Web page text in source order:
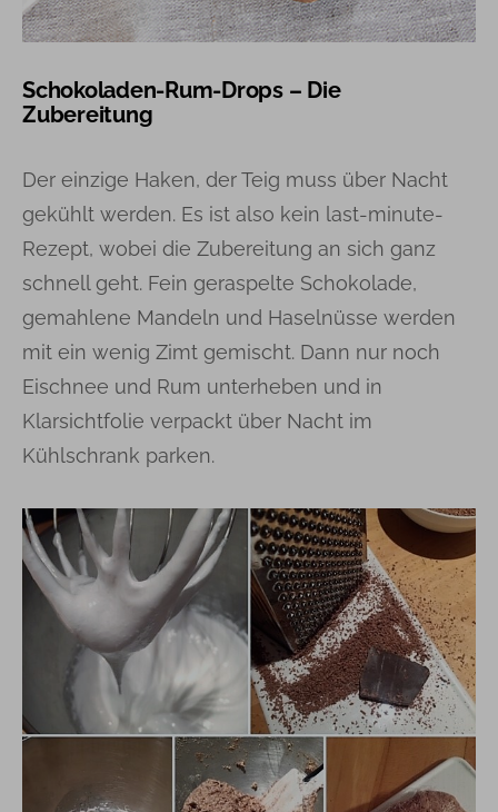
Schokoladen-Rum-Drops – Die
Zubereitung
Der einzige Haken, der Teig muss über Nacht
gekühlt werden. Es ist also kein last-minute-
Rezept, wobei die Zubereitung an sich ganz
schnell geht. Fein geraspelte Schokolade,
gemahlene Mandeln und Haselnüsse werden
mit ein wenig Zimt gemischt. Dann nur noch
Eischnee und Rum unterheben und in
Klarsichtfolie verpackt über Nacht im
Kühlschrank parken.